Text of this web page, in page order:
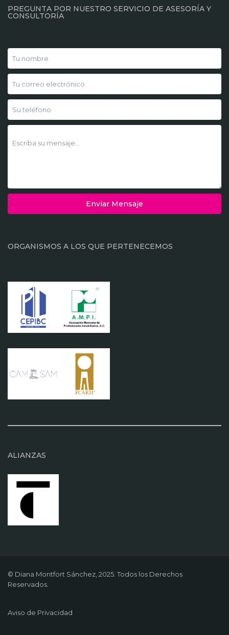
PREGUNTA POR NUESTRO SERVICIO DE ASESORÍA Y
CONSULTORÍA
Enviar Mensaje
ORGANISMOS A LOS QUE PERTENECEMOS
ALIANZAS
© Diana Montfort Sánchez, 2025. Todos los Derechos
Reservados.
Aviso de Privacidad